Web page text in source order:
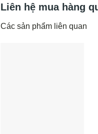
Liên hệ mua hàng
Các sản phẩm liên quan